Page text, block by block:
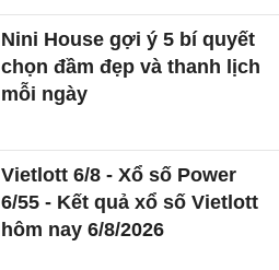
Nini House gợi ý 5 bí quyết
chọn đầm đẹp và thanh lịch
mỗi ngày
Vietlott 6/8 - Xổ số Power
6/55 - Kết quả xổ số Vietlott
hôm nay 6/8/2026